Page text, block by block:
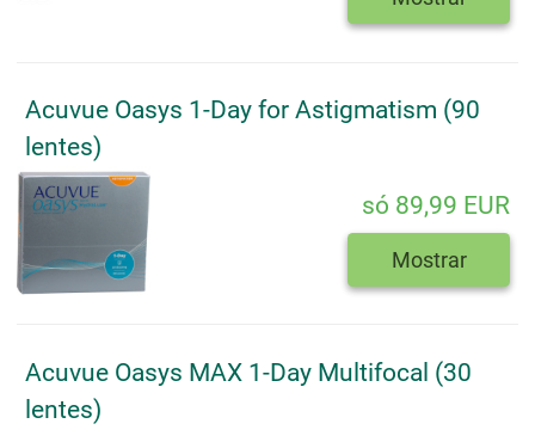
Acuvue Oasys 1-Day for Astigmatism (90
lentes)
só 89,99 EUR
Mostrar
Acuvue Oasys MAX 1-Day Multifocal (30
lentes)